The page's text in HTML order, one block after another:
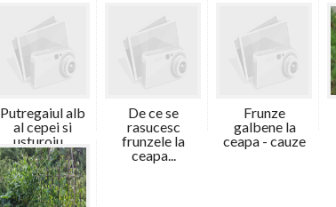
Putregaiul alb
al cepei si
usturoiu...
De ce se
rasucesc
frunzele la
ceapa...
Frunze
galbene la
ceapa - cauze